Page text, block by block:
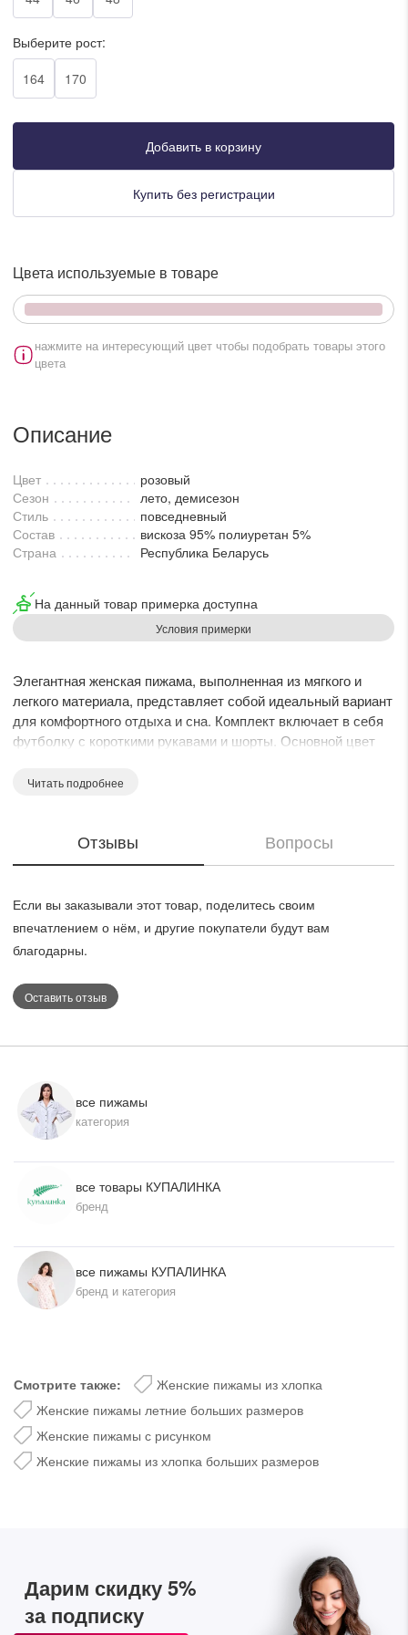
в WhatsApp
в Viber
колл-центра:
- 19:00
- 15:00
KZT RUB
Выберите рост:
164
170
Добавить в корзину
Купить без регистрации
Цвета используемые в товаре
нажмите на интересующий цвет чтобы подобрать товары этого
цвета
Описание
Цвет
розовый
Сезон
лето, демисезон
Стиль
повседневный
Состав
вискоза 95% полиуретан 5%
Страна
Республика Беларусь
На данный товар примерка доступна
Условия примерки
Элегантная женская пижама, выполненная из мягкого и
легкого материала, представляет собой идеальный вариант
для комфортного отдыха и сна. Комплект включает в себя
футболку с короткими рукавами и шорты. Основной цвет
геометрическим принтом, придающим образу изысканность.
обеспечивают идеальную посадку. Этот комплект является
отличным выбором для тех, кто ценит комфорт и стиль
Читать подробнее
Отзывы Вопросы
Если вы заказывали этот товар, поделитесь своим
впечатлением о нём, и другие покупатели будут вам
благодарны.
Оставить отзыв
все пижамы
категория
все товары КУПАЛИНКА
бренд
все пижамы КУПАЛИНКА
бренд и категория
Смотрите также:
Женские пижамы из хлопка
Женские пижамы летние больших размеров
Женские пижамы с рисунком
Женские пижамы из хлопка больших размеров
Дарим скидку 5%
за подписку